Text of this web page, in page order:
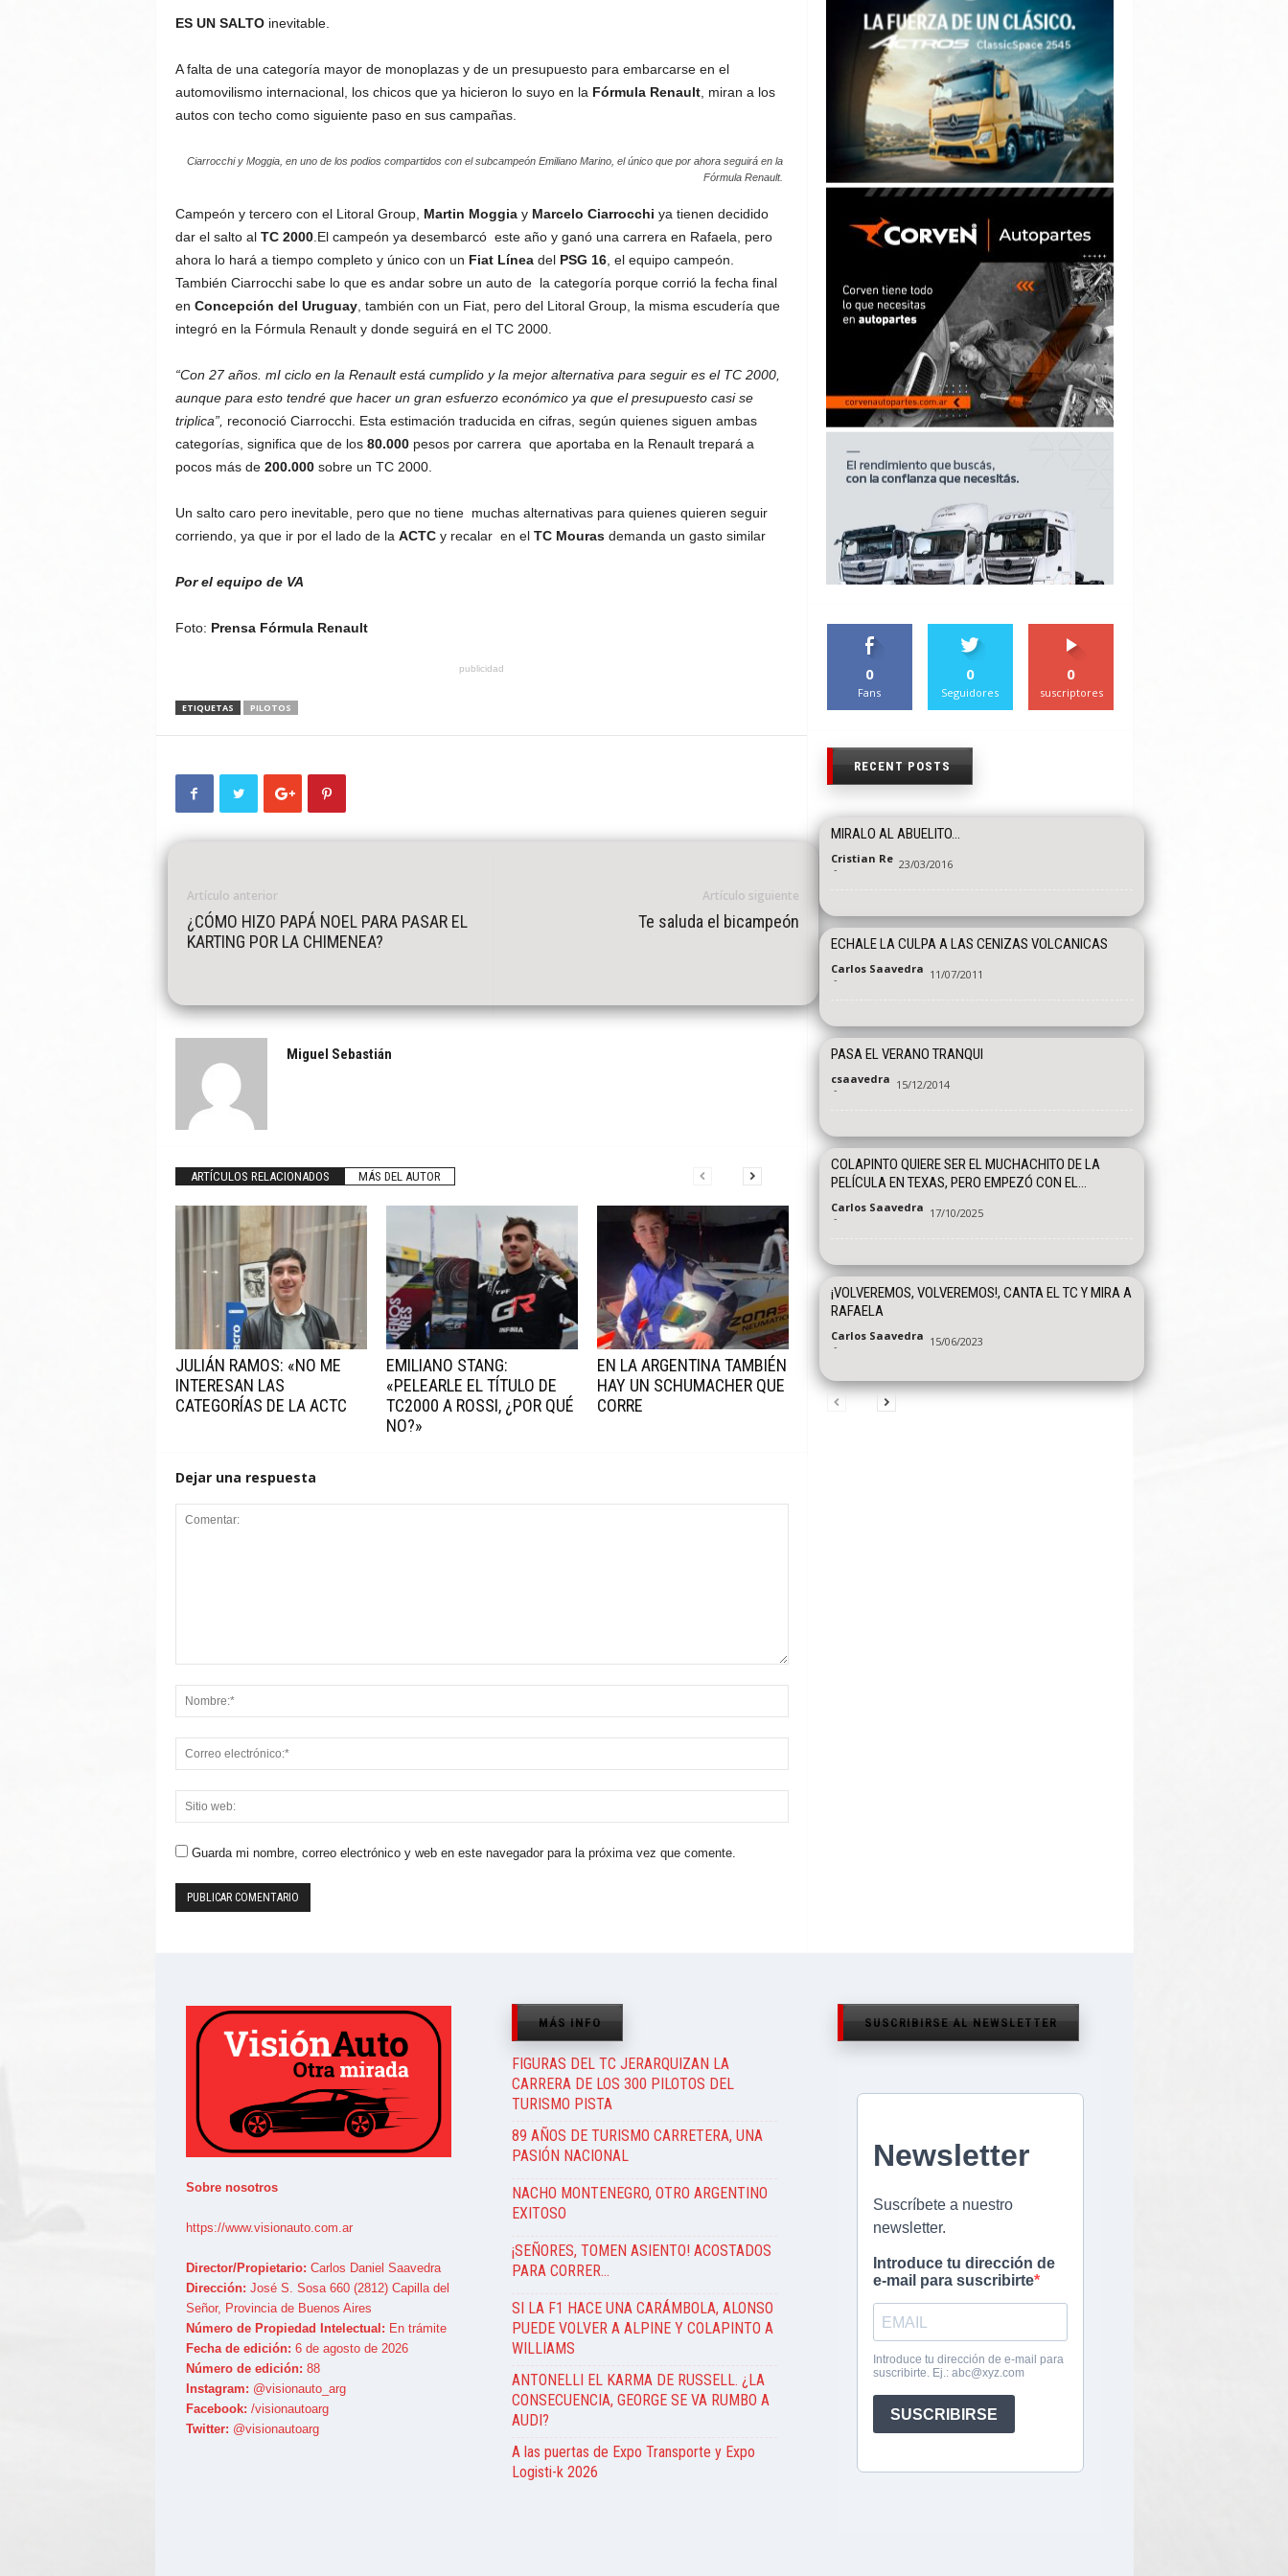
ES UN SALTOinevitable.
A falta de una categoría mayor de monoplazas y de un presupuesto para embarcarse en el
automovilismo internacional, los chicos que ya hicieron lo suyo en la Fórmula Renault, miran a los
autos con techo como siguiente paso en sus campañas.
Ciarrocchi y Moggia, en uno de los podios compartidos con el subcampeón Emiliano Marino, el único que por ahora seguirá en la
Fórmula Renault.
Campeón y tercero con el Litoral Group, Martin Moggiay Marcelo Ciarrocchi ya tienen decidido
dar el salto alTC 2000.El campeón ya desembarcó este año y ganó una carrera en Rafaela, pero
ahora lo hará a tiempo completo y único con un Fiat Líneadel PSG 16, el equipo campeón.
También Ciarrocchi sabe lo que es andar sobre un auto de la categoría porque corrió la fecha final
en Concepción del Uruguay, también con un Fiat, pero del Litoral Group, la misma escudería que
integró en la Fórmula Renault y donde seguirá en el TC 2000.
“Con 27 años. mI ciclo en la Renault está cumplido y la mejor alternativa para seguir es el TC 2000,
aunque para esto tendré que hacer un gran esfuerzo económico ya que el presupuesto casi se
triplica”, reconoció Ciarrocchi. Esta estimación traducida en cifras, según quienes siguen ambas
categorías, significa que de los 80.000pesos por carrera que aportaba en la Renault trepará a
pocos más de 200.000sobre un TC 2000.
Un salto caro pero inevitable, pero que no tiene muchas alternativas para quienes quieren seguir
corriendo, ya que ir por el lado de la ACTCy recalar en el TC Mourasdemanda un gasto similar
Por el equipo de VA
Foto: Prensa Fórmula Renault
publicidad
ETIQUETAS PILOTOS
Artículo anterior
¿CÓMO HIZO PAPÁ NOEL PARA PASAR EL
KARTING POR LA CHIMENEA?
Artículo siguiente
Te saluda el bicampeón
Miguel Sebastián
ARTÍCULOS RELACIONADOS MÁS DEL AUTOR
JULIÁN RAMOS: «NO ME
INTERESAN LAS
CATEGORÍAS DE LA ACTC
EMILIANO STANG:
«PELEARLE EL TÍTULO DE
TC2000 A ROSSI, ¿POR QUÉ
NO?»
EN LA ARGENTINA TAMBIÉN
HAY UN SCHUMACHER QUE
CORRE
Dejar una respuesta
Guarda mi nombre, correo electrónico y web en este navegador para la próxima vez que comente.
0
Fans
0
Seguidores
0
suscriptores
RECENT POSTS
MIRALO AL ABUELITO…
Cristian Re
- 23/03/2016
ECHALE LA CULPA A LAS CENIZAS VOLCANICAS
Carlos Saavedra
- 11/07/2011
PASA EL VERANO TRANQUI
csaavedra
- 15/12/2014
COLAPINTO QUIERE SER EL MUCHACHITO DE LA
PELÍCULA EN TEXAS, PERO EMPEZÓ CON EL...
Carlos Saavedra
- 17/10/2025
¡VOLVEREMOS, VOLVEREMOS!, CANTA EL TC Y MIRA A
RAFAELA
Carlos Saavedra
- 15/06/2023
Sobre nosotros
https://www.visionauto.com.ar
Director/Propietario: Carlos Daniel Saavedra
Dirección: José S. Sosa 660 (2812) Capilla del
Señor, Provincia de Buenos Aires
Número de Propiedad Intelectual: En trámite
Fecha de edición: 6 de agosto de 2026
Número de edición: 88
Instagram: @visionauto_arg
Facebook: /visionautoarg
Twitter: @visionautoarg
MÁS INFO
FIGURAS DEL TC JERARQUIZAN LA
CARRERA DE LOS 300 PILOTOS DEL
TURISMO PISTA
89 AÑOS DE TURISMO CARRETERA, UNA
PASIÓN NACIONAL
NACHO MONTENEGRO, OTRO ARGENTINO
EXITOSO
¡SEÑORES, TOMEN ASIENTO! ACOSTADOS
PARA CORRER…
SI LA F1 HACE UNA CARÁMBOLA, ALONSO
PUEDE VOLVER A ALPINE Y COLAPINTO A
WILLIAMS
ANTONELLI EL KARMA DE RUSSELL. ¿LA
CONSECUENCIA, GEORGE SE VA RUMBO A
AUDI?
A las puertas de Expo Transporte y Expo
Logisti-k 2026
SUSCRIBIRSE AL NEWSLETTER